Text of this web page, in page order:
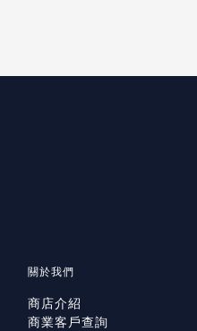
關於我們
商店介紹
商業客戶查詢